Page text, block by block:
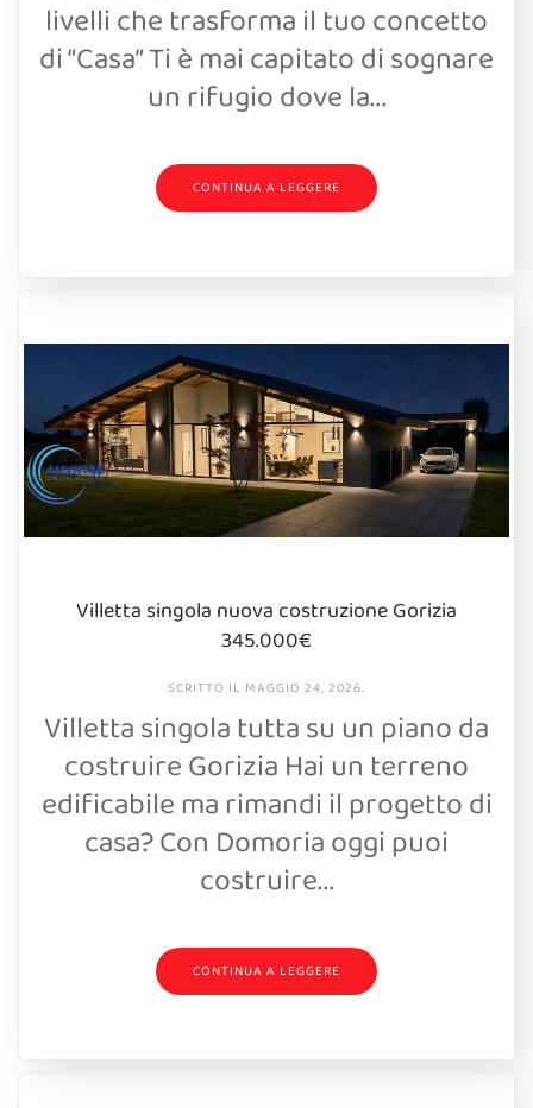
livelli che trasforma il tuo concetto
di “Casa” Ti è mai capitato di sognare
un rifugio dove la...
CONTINUA A LEGGERE
Villetta singola nuova costruzione Gorizia
345.000€
SCRITTO IL MAGGIO 24, 2026.
Villetta singola tutta su un piano da
costruire Gorizia Hai un terreno
edificabile ma rimandi il progetto di
casa? Con Domoria oggi puoi
costruire...
CONTINUA A LEGGERE